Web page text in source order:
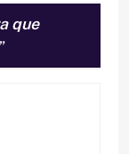
que
”